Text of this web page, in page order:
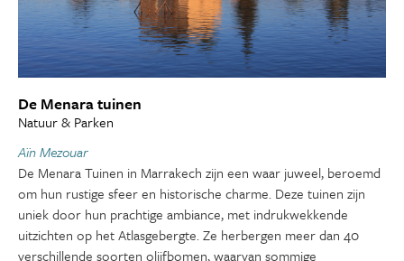
De Menara tuinen
Natuur & Parken
Aïn Mezouar
De Menara Tuinen in Marrakech zijn een waar juweel, beroemd
om hun rustige sfeer en historische charme. Deze tuinen zijn
uniek door hun prachtige ambiance, met indrukwekkende
uitzichten op het Atlasgebergte. Ze herbergen meer dan 40
verschillende soorten olijfbomen, waarvan sommige